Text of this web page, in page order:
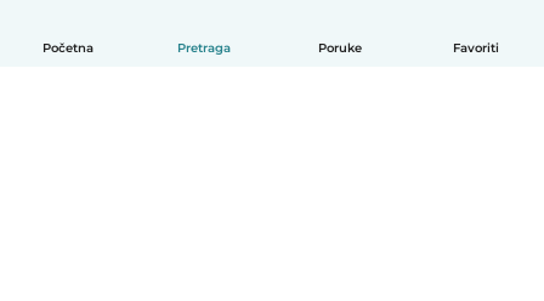
Početna Pretraga Poruke Favoriti